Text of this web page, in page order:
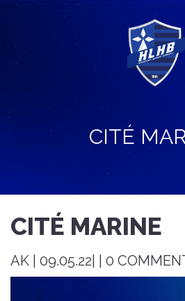
CITÉ
CITÉ MARINE
AK | 09.05.22| | 0